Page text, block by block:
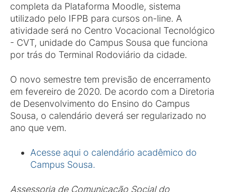
completa da Plataforma Moodle, sistema
utilizado pelo IFPB para cursos on-line. A
atividade será no Centro Vocacional Tecnológico
- CVT, unidade do Campus Sousa que funciona
por trás do Terminal Rodoviário da cidade.
O novo semestre tem previsão de encerramento
em fevereiro de 2020. De acordo com a Diretoria
de Desenvolvimento do Ensino do Campus
Sousa, o calendário deverá ser regularizado no
ano que vem.
Acesse aqui o calendário acadêmico do
Campus Sousa.
Assessoria de Comunicação Social do